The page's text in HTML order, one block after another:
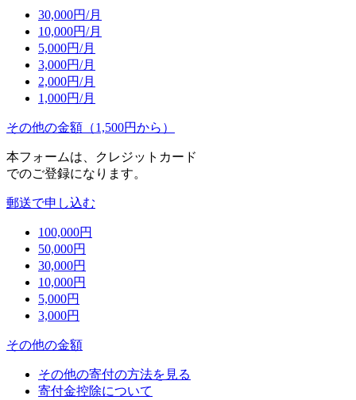
30,000円/月
10,000円/月
5,000円/月
3,000円/月
2,000円/月
1,000円/月
その他の金額（1,500円から）
本フォームは、クレジットカード
でのご登録になります。
郵送で申し込む
100,000円
50,000円
30,000円
10,000円
5,000円
3,000円
その他の金額
その他の寄付の方法を見る
寄付金控除について